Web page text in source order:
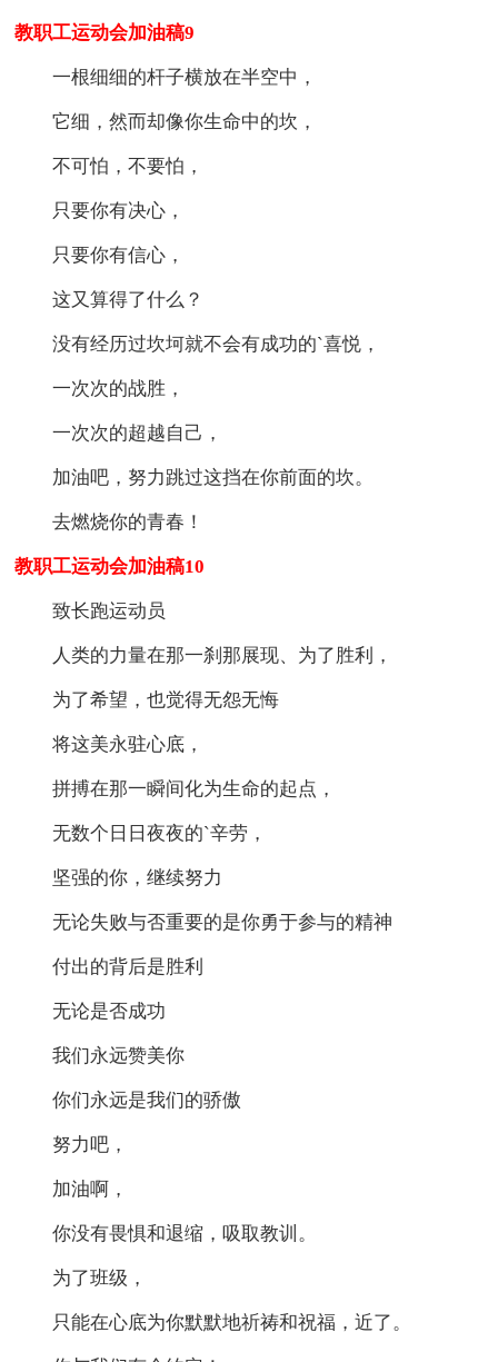
教职工运动会加油稿9
一根细细的杆子横放在半空中，
它细，然而却像你生命中的坎，
不可怕，不要怕，
只要你有决心，
只要你有信心，
这又算得了什么？
没有经历过坎坷就不会有成功的`喜悦，
一次次的战胜，
一次次的超越自己，
加油吧，努力跳过这挡在你前面的坎。
去燃烧你的青春！
教职工运动会加油稿10
致长跑运动员
人类的力量在那一刹那展现、为了胜利，
为了希望，也觉得无怨无悔
将这美永驻心底，
拼搏在那一瞬间化为生命的起点，
无数个日日夜夜的`辛劳，
坚强的你，继续努力
无论失败与否重要的是你勇于参与的精神
付出的背后是胜利
无论是否成功
我们永远赞美你
你们永远是我们的骄傲
努力吧，
加油啊，
你没有畏惧和退缩，吸取教训。
为了班级，
只能在心底为你默默地祈祷和祝福，近了。